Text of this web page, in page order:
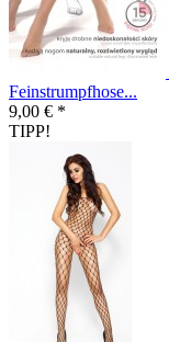
Feinstrumpfhose...
9,00 € *
TIPP!